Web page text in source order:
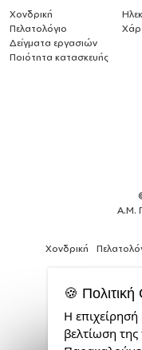
Χονδρική
Πελατολόγιο
Δείγματα εργασιών
Ποιότητα κατασκευής
Α.Μ.
Χονδρική
🍪
Η
βελτίωση